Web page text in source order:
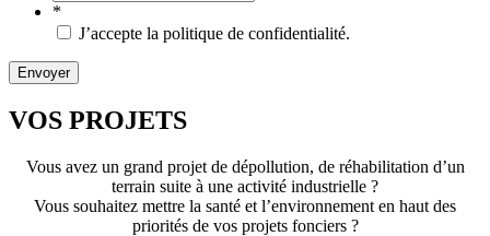
*
J’accepte la politique de confidentialité.
VOS PROJETS
Vous avez un grand projet de dépollution, de réhabilitation d’un
terrain suite à une activité industrielle ?
Vous souhaitez mettre la santé et l’environnement en haut des
priorités de vos projets fonciers ?